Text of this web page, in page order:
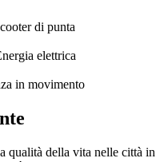
di punta
elettrica
in movimento
qualità della vita nelle città in